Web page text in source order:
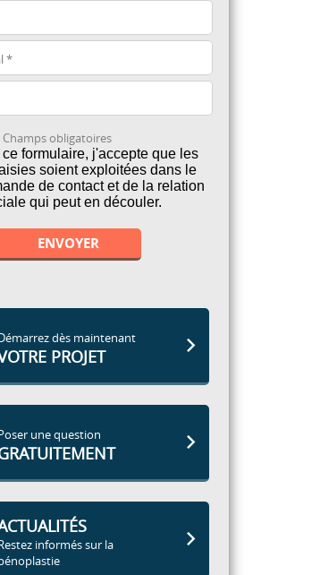
obligatoires
formulaire, j'accepte que les
soient exploitées dans le
de contact et de la relation
qui peut en découler.
dès maintenant
PROJET
une question
informés sur la